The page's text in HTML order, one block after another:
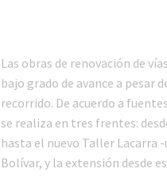
Las obras de renovación de
bajo grado de avance a pesar
recorrido. De acuerdo a
se realiza en tres frentes:
hasta el nuevo Taller Lacarra
Bolívar, y la extensión desde